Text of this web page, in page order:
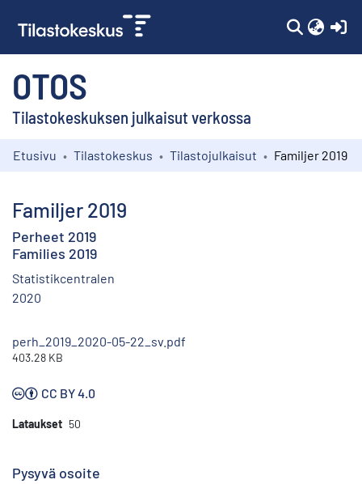
OTOS
Tilastokeskuksen julkaisut verkossa
Selaa
Etusivu Tilastokeskus Tilastojulkaisut Familjer 2019
Familjer 2019
Perheet 2019
Families 2019
Statistikcentralen
2020
perh_2019_2020-05-22_sv.pdf
403.28 KB
CC BY 4.0
Lataukset 50
Pysyvä osoite